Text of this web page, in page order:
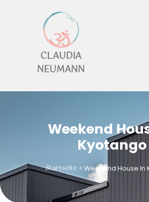
CLAUDIA
NEUMANN
Weekend
Kyotango
Startseite > Weekend House In